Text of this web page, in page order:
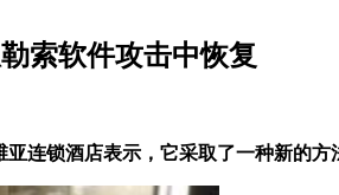
索软件攻击中恢复
连锁酒店表示，它采取了一种新的方